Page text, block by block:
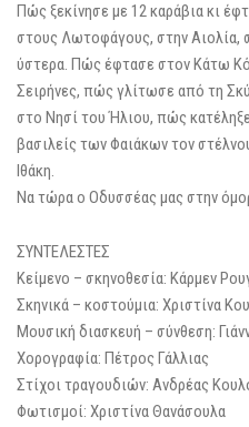
Πώς ξεκίνησε με 12 καράβια κι
στους Λωτοφάγους, στην Αιολία,
ύστερα. Πώς έφτασε στον Κάτω
Σειρήνες, πώς γλίτωσε από τη
στο Νησί του Ήλιου, πώς
βασιλείς των Φαιάκων τον
Ιθάκη.
Να τώρα ο Οδυσσέας μας στην
ΣΥΝΤΕΛΕΣΤΕΣ
Κείμενο – σκηνοθεσία: Κάρμεν
Σκηνικά – κοστούμια: Χριστίνα
Μουσική διασκευή – σύνθεση:
Χορογραφία: Πέτρος Γάλλιας
Στίχοι τραγουδιών: Ανδρέας
Φωτισμοί: Χριστίνα Θανάσουλα